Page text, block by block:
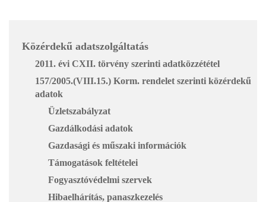
Közérdekű adatszolgáltatás
2011. évi CXII. törvény szerinti adatközzététel
157/2005.(VIII.15.) Korm. rendelet szerinti közérdekű
adatok
Üzletszabályzat
Gazdálkodási adatok
Gazdasági és műszaki információk
Támogatások feltételei
Fogyasztóvédelmi szervek
Hibaelhárítás, panaszkezelés